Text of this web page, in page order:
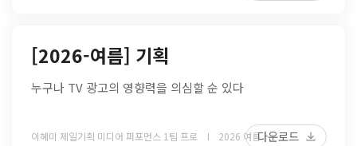
[2026-여름] 기획
누구나 TV 광고의 영향력을 의심할 순 있다
이혜미 제일기획 미디어 퍼포먼스 1팀 프로 2026 여름다운로드